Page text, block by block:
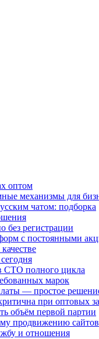
оптом
механизмы для
чатом: подборка
без регистрации
с постоянными
СТО полного цикла
марок
— простое
при оптовых
объём первой партии
продвижению сайтов
и отношения